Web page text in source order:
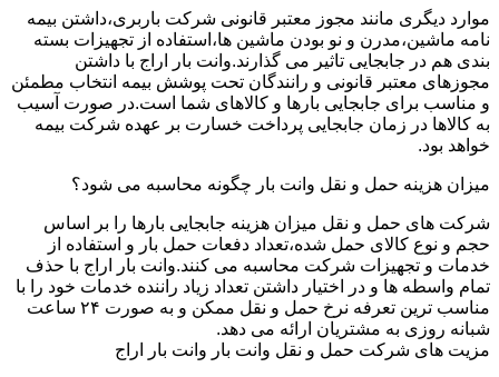
موارد دیگری مانند مجوز معتبر قانونی شرکت باربری،داشتن بیمه
نامه ماشین،مدرن و نو بودن ماشین ها،استفاده از تجهیزات بسته
بندی هم در جابجایی تاثیر می گذارند.وانت بار اراج با داشتن
مجوزهای معتبر قانونی و رانندگان تحت پوشش بیمه انتخاب مطمئن
و مناسب برای جابجایی بارها و کالاهای شما است.در صورت آسیب
به کالاها در زمان جابجایی پرداخت خسارت بر عهده شرکت بیمه
خواهد بود.
میزان هزینه حمل و نقل وانت بار چگونه محاسبه می شود؟
شرکت های حمل و نقل میزان هزینه جابجایی بارها را بر اساس
حجم و نوع کالای حمل شده،تعداد دفعات حمل بار و استفاده از
خدمات و تجهیزات شرکت محاسبه می کنند.وانت بار اراج با حذف
تمام واسطه ها و در اختیار داشتن تعداد زیاد راننده خدمات خود را با
مناسب ترین تعرفه نرخ حمل و نقل ممکن و به صورت ۲۴ ساعت
شبانه روزی به مشتریان ارائه می دهد.
مزیت های شرکت حمل و نقل وانت بار وانت بار اراج